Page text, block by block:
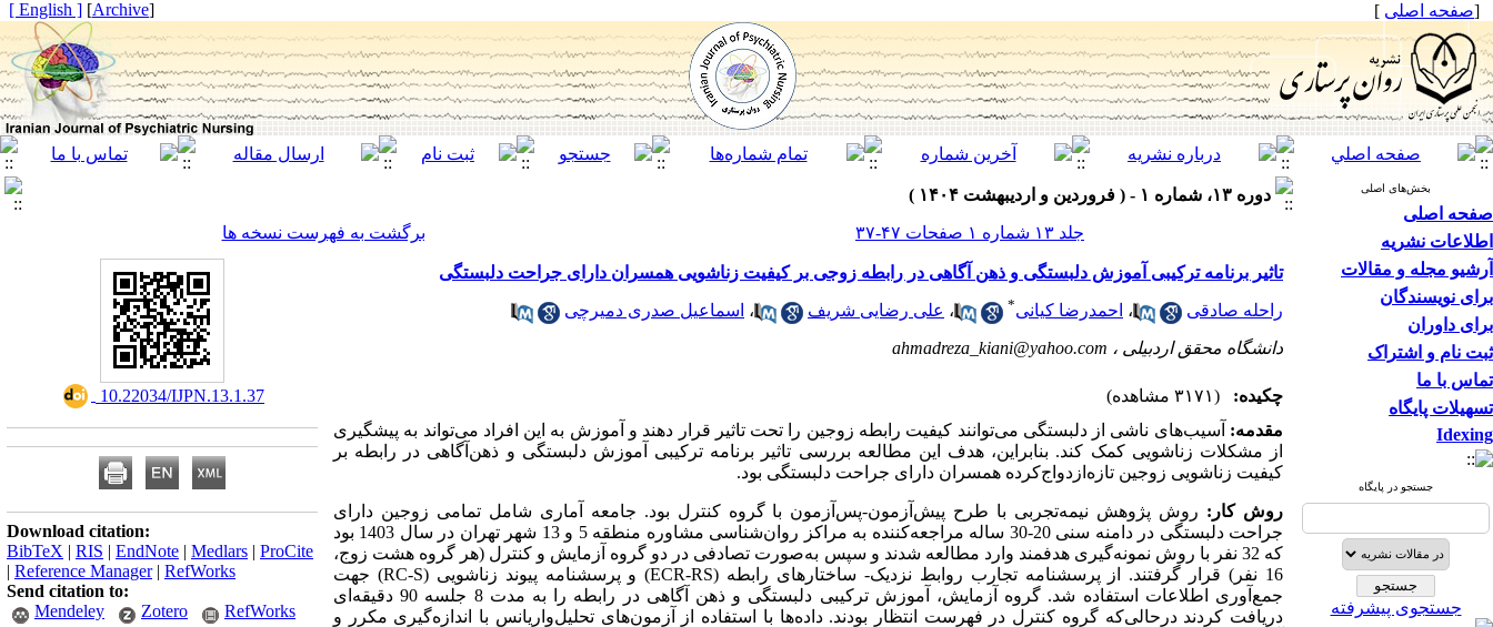
[صفحه اصلی ]
[
Archive
]
[ English ]
بخش‌های اصلی
صفحه اصلی
اطلاعات نشریه
آرشیو مجله و مقالات
برای نویسندگان
برای داوران
ثبت نام و اشتراک
تماس با ما
تسهیلات پایگاه
Idexing
جستجو در پایگاه
جستجوی پیشرفته
دوره ۱۳، شماره ۱ - ( فروردین و اردیبهشت ۱۴۰۴ )
جلد ۱۳ شماره ۱ صفحات ۴۷-۳۷
برگشت به فهرست نسخه ها
تاثیر برنامه ترکیبی آموزش دلبستگی و ذهن آگاهی در رابطه زوجی بر کیفیت زناشویی همسران دارای جراحت دلبستگی
راحله صادقی ، احمدرضا کیانی* ، علی رضایی شریف ، اسماعیل صدری دمیرچی
دانشگاه محقق اردبیلی ، ahmadreza_kiani@yahoo.com
چکیده:
(۳۱۷۱ مشاهده)
مقدمه: آسیب‌های ناشی از دلبستگی می‌توانند کیفیت رابطه زوجین را تحت تاثیر قرار دهند و آموزش به این افراد می‌تواند به پیشگیری
از مشکلات زناشویی کمک کند. بنابراین، هدف این مطالعه بررسی تاثیر برنامه ترکیبی آموزش دلبستگی و ذهن‌آگاهی در رابطه بر
کیفیت زناشویی زوجین تازه‌ازدواج‌کرده همسران دارای جراحت دلبستگی بود.
روش کار: روش پژوهش نیمه‌تجربی با طرح پیش‌آزمون-پس‌آزمون با گروه کنترل بود. جامعه آماری شامل تمامی زوجین دارای
جراحت دلبستگی در دامنه سنی 20-30 ساله مراجعه‌کننده به مراکز روان‌شناسی مشاوره منطقه 5 و 13 شهر تهران در سال 1403 بود
که 32 نفر با روش نمونه‌گیری هدفمند وارد مطالعه شدند و سپس به‌صورت تصادفی در دو گروه آزمایش و کنترل (هر گروه هشت زوج،
16 نفر) قرار گرفتند. از پرسشنامه تجارب روابط نزدیک- ساختارهای رابطه (
ECR-RS) و پرسشنامه پیوند زناشویی (RC-S) جهت
جمع‌آوری اطلاعات استفاده شد. گروه آزمایش، آموزش ترکیبی دلبستگی و ذهن آگاهی در رابطه را به مدت 8 جلسه 90 دقیقه‌ای
دریافت کردند در‌حالی‌که گروه کنترل در فهرست انتظار بودند. داده‌ها با استفاده از آزمون‌های تحلیل‌واریانس با اندازه‌گیری مکرر و
‎ 10.22034/IJPN.13.1.37
Download citation:
BibTeX | RIS | EndNote | Medlars | ProCite
| Reference Manager| RefWorks
Send citation to:
Mendeley
Zotero RefWorks